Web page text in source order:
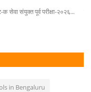
सेवा संयुक्त पूर्व परीक्षा-२०२६...
in Bengaluru